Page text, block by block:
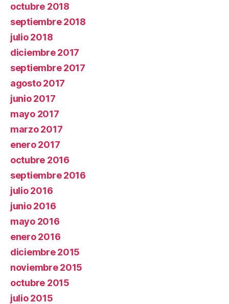
octubre 2018
septiembre 2018
julio 2018
diciembre 2017
septiembre 2017
agosto 2017
junio 2017
mayo 2017
marzo 2017
enero 2017
octubre 2016
septiembre 2016
julio 2016
junio 2016
mayo 2016
enero 2016
diciembre 2015
noviembre 2015
octubre 2015
julio 2015